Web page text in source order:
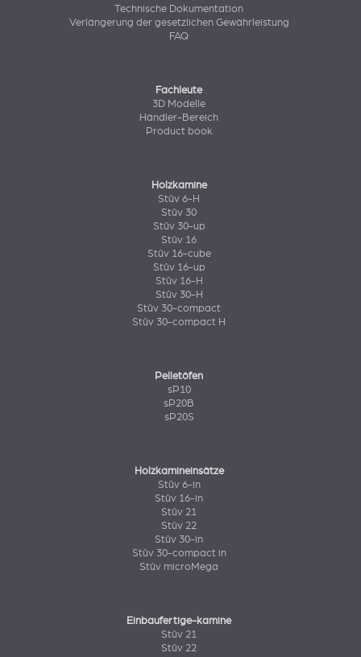
Technische Dokumentation
Verlängerung der gesetzlichen Gewährleistung
FAQ
Fachleute
3D Modelle
Händler-Bereich
Product book
Holzkamine
Stûv 6-H
Stûv 30
Stûv 30-up
Stûv 16
Stûv 16-cube
Stûv 16-up
Stûv 16-H
Stûv 30-H
Stûv 30-compact
Stûv 30-compact H
Pelletöfen
sP10
sP20B
sP20S
Holzkamineinsätze
Stûv 6-in
Stûv 16-in
Stûv 21
Stûv 22
Stûv 30-in
Stûv 30-compact in
Stûv microMega
Einbaufertige-kamine
Stûv 21
Stûv 22